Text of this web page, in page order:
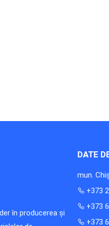
în producerea și
DATE
mun.
+373
+373
+373